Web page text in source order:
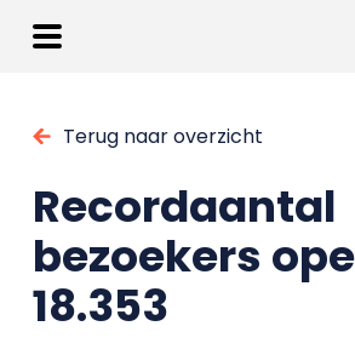
Terug naar overzicht
Recordaantal
bezoekers
18.353